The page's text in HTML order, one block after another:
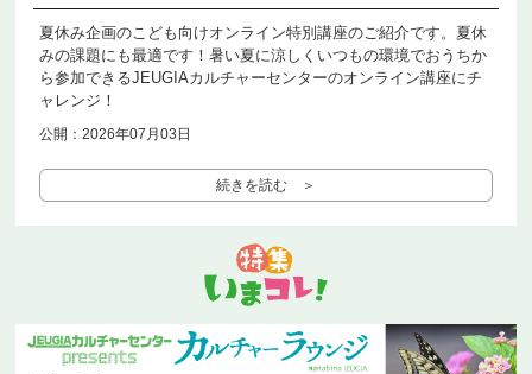
夏休み企画のこども向けオンライン特別講座のご紹介です。夏休
みの課題にも最適です！暑い夏に涼しくいつもの環境でおうちか
ら参加できるJEUGIAカルチャーセンターのオンライン講座にチ
ャレンジ！
公開：2026年07月03日
続きを読む ＞